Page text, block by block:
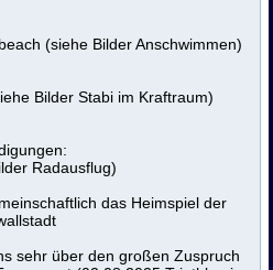
(siehe Bilder Anschwimmen)
Bilder Stabi im Kraftraum)
Radausflug)
das Heimspiel der
sehr über den großen Zuspruch